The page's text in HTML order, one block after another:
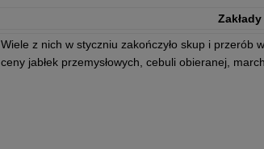
Wiele z nich w styczniu zakończyło skup i przerób
ceny jabłek przemysłowych, cebuli obieranej,